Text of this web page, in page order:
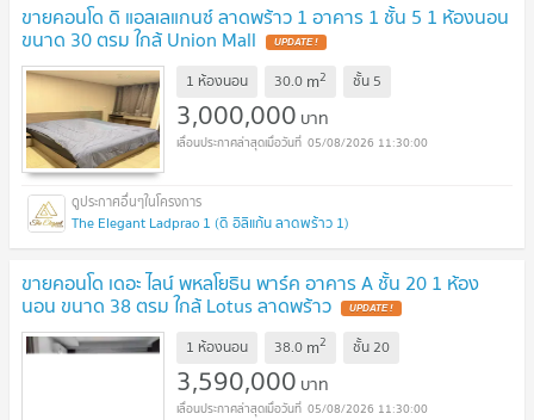
ขายคอนโด ดิ แอลเลแกนซ์ ลาดพร้าว 1 อาคาร 1 ชั้น 5 1 ห้องนอน
ขนาด 30 ตรม ใกล้ Union Mall UPDATE !
1 ห้องนอน 30.0 m2 ชั้น 5
3,000,000 บาท
05/08/2026 11:30:00
The Elegant Ladprao 1 (ดิ อิลิแก้น ลาดพร้าว 1)
ขายคอนโด เดอะ ไลน์ พหลโยธิน พาร์ค อาคาร A ชั้น 20 1 ห้อง
นอน ขนาด 38 ตรม ใกล้ Lotus ลาดพร้าว UPDATE !
1 ห้องนอน 38.0 m2 ชั้น20
3,590,000 บาท
05/08/2026 11:30:00